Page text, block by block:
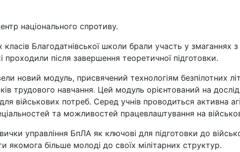
національного спротиву.
Благодатнівської школи брали участь у змаганнях з
проходили після завершення теоретичної підготовки.
новий модуль, присвячений технологіям безпілотних
трудового навчання. Цей модуль орієнтований на
військових потреб. Серед учнів проводиться активна
та можливостей працевлаштування на
управління БпЛА як ключові для підготовки до
якомога більше молоді до своїх мілітарних структур.